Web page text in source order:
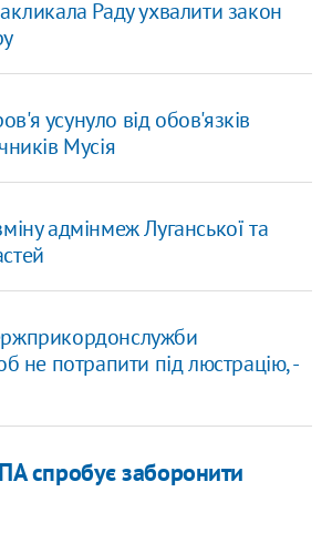
Раду ухвалити закон
усунуло від обов'язків
Мусія
адмінмеж Луганської та
не потрапити під люстрацію, -
спробує заборонити